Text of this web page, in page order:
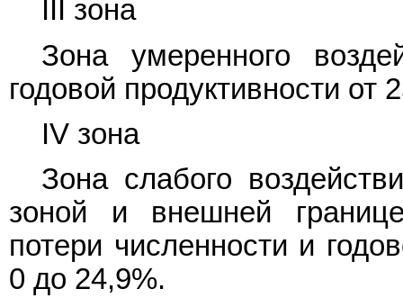
III зона
Зона умеренного
годовой продуктивности от
IV зона
Зона слабого
зоной и внешней
потери численности и
0 до 24,9%.